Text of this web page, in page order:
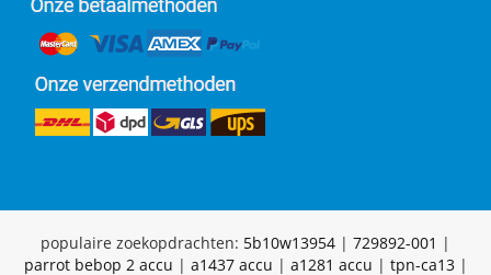
populaire zoekopdrachten: 5b10w13954 | 729892-001 |
parrot bebop 2 accu | a1437 accu | a1281 accu | tpn-ca13|